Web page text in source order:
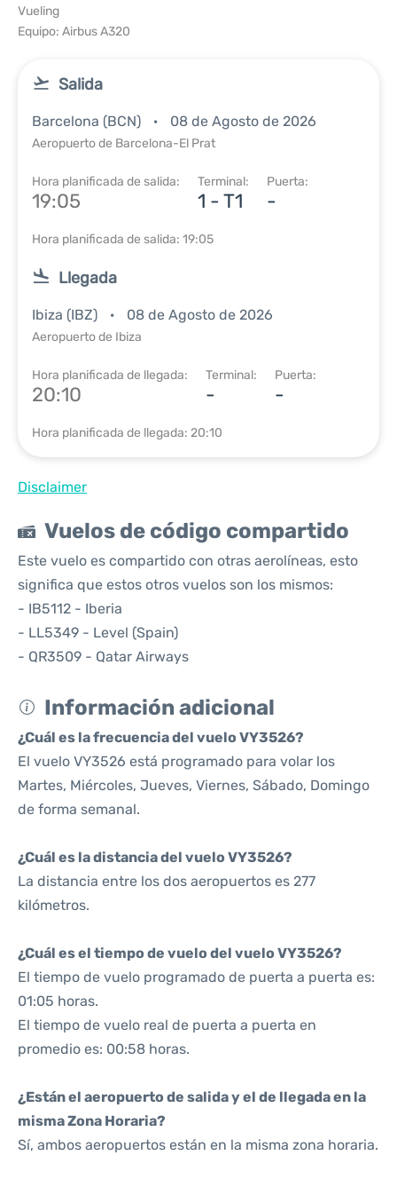
Vueling
Equipo: Airbus A320
Salida
Barcelona (BCN) 08 de Agosto de 2026
Aeropuerto de Barcelona-El Prat
Hora planificada de salida:
19:05
Terminal:
1 - T1
Puerta:
-
Hora planificada de salida: 19:05
Llegada
Ibiza (IBZ) 08 de Agosto de 2026
Aeropuerto de Ibiza
Hora planificada de llegada:
20:10
Terminal:
-
Puerta:
-
Hora planificada de llegada: 20:10
Disclaimer
Vuelos de código compartido
Este vuelo es compartido con otras aerolíneas, esto
significa que estos otros vuelos son los mismos:
- IB5112 - Iberia
- LL5349 - Level (Spain)
- QR3509 - Qatar Airways
Información adicional
¿Cuál es la frecuencia del vuelo VY3526?
El vuelo VY3526 está programado para volar los
Martes, Miércoles, Jueves, Viernes, Sábado, Domingo
de forma semanal.
¿Cuál es la distancia del vuelo VY3526?
La distancia entre los dos aeropuertos es 277
kilómetros.
¿Cuál es el tiempo de vuelo del vuelo VY3526?
El tiempo de vuelo programado de puerta a puerta es:
01:05 horas.
El tiempo de vuelo real de puerta a puerta en
promedio es: 00:58 horas.
¿Están el aeropuerto de salida y el de llegada en la
misma Zona Horaria?
Sí, ambos aeropuertos están en la misma zona horaria.